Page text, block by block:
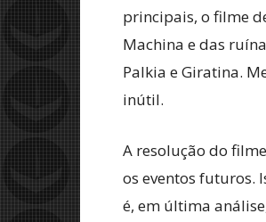
principais, o filme
Machina e das
Palkia e Giratina.
inútil.
A resolução do
os eventos futuros.
é, em última